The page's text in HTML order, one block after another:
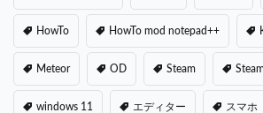
HowTo HowTo mod notepad++
Meteor OD Steam
windows 11 エディター スマホ